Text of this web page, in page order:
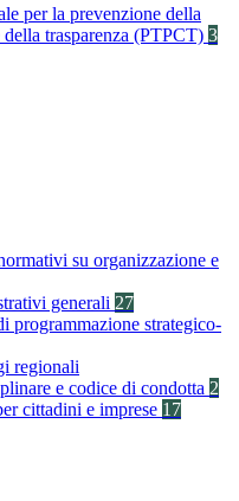
per la prevenzione della
trasparenza (PTPCT) 3
su organizzazione e
generali 27
programmazione strategico-
regionali
e codice di condotta 2
cittadini e imprese 17